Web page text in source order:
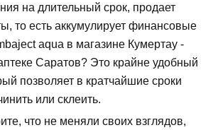
на длительный срок, продает
то есть аккумулирует финансовые
aqua в магазине Кумертау -
Саратов? Это крайне удобный
позволяет в кратчайшие сроки
или склеить.
что не меняли своих взглядов,